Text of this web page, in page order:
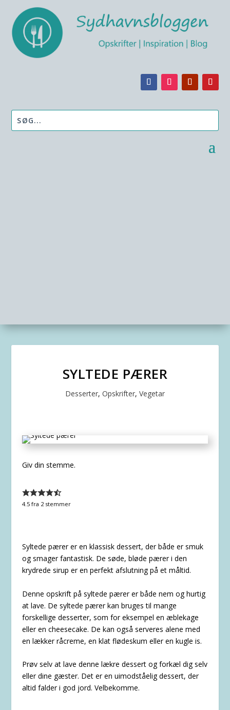
SYLTEDE PÆRER
Desserter, Opskrifter, Vegetar
Giv din stemme.
4.5fra 2stemmer
Syltede pærer er en klassisk dessert, der både er smuk
og smager fantastisk. De søde, bløde pærer i den
krydrede sirup er en perfekt afslutning på et måltid.
Denne opskrift på syltede pærer er både nem og hurtig
at lave. De syltede pærer kan bruges til mange
forskellige desserter, som for eksempel en æblekage
eller en cheesecake. De kan også serveres alene med
en lækker råcreme, en klat flødeskum eller en kugle is.
Prøv selv at lave denne lækre dessert og forkæl dig selv
eller dine gæster. Det er en uimodståelig dessert, der
altid falder i god jord. Velbekomme.